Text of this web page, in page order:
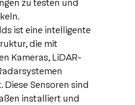
zu testen und
ist eine intelligente
die mit
Kameras, LiDAR-
Sensoren sind
installiert und